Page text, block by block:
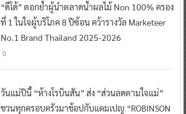
“ดีโด้” ตอกย้ำผู้นำตลาดน้ำผลไม้ Non 100% ครอง
ที่ 1 ในใจผู้บริโภค 8 ปีซ้อน คว้ารางวัล Marketeer
No.1 Brand Thailand 2025-2026
0
วันแม่ปีนี้ “ห้างโรบินสัน” ส่ง “ส่วนลดตามใจแม่”
ชวนทุกครอบครัวมาช้อปกับแคมเปญ “ROBINSON